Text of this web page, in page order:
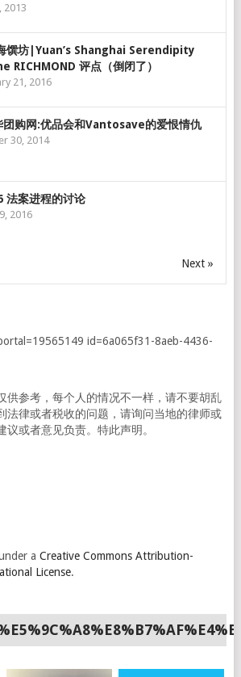
2013
馔坊|Yuan’s Shanghai Serendipity
RICHMOND 评点（倒闭了）
21, 2016
团购网:优品会和Vantosave的爱恨情仇
30, 2014
法案进程的讨论
2016
Next »
id=6a065f31-8aeb-4436-
供参考，每个人的情况不一样，请不要胡乱
法律或者税收的问题，请询问当地的律师或
或者意见负责。特此声明。
a Creative Commons Attribution-
License.